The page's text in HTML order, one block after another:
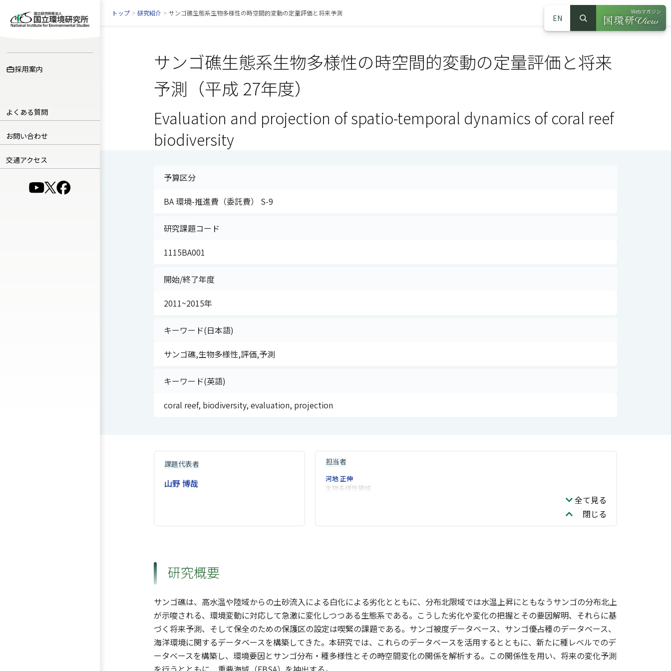
採用案内
よくある質問
お問い合わせ
交通アクセス
（別ウインドウで開きます）
（別ウインドウで開きます）
（別ウインドウで開きます）
EN
サイト内検索
検索
Webマガジン
（別ウインドウ
トップ > 研究紹介 > サンゴ礁生態系生物多様性の時空間的変動の定量評価と将来予測
サンゴ礁生態系生物多様性の時空間的変動の定量評価と将来
予測（平成 27年度）
Evaluation and projection of spatio-temporal dynamics of coral reef
biodiversity
予算区分
BA 環境-推進費（委託費） S-9
研究課題コード
1115BA001
開始/終了年度
2011~2015年
キーワード(日本語)
サンゴ礁,生物多様性,評価,予測
キーワード(英語)
coral reef, biodiversity, evaluation, projection
課題代表者
山野 博哉
担当者
河地 正伸
生物多様性領域
全て見る
閉じる
研究概要
サンゴ礁は、高水温や陸域からの土砂流入による白化による劣化とともに、分布北限域では水温上昇にともなうサンゴの分布北上
が示唆される、環境変動に対応して急激に変化しつつある生態系である。こうした劣化や変化の把握とその要因解明、それらに基
づく将来予測、そして保全のための保護区の設定は喫緊の課題である。サンゴ被度データベース、サンゴ優占種のデータベース、
海洋環境に関するデータベースを構築してきた。本研究では、これらのデータベースを活用するとともに、新たに種レベルでのデ
ータベースを構築し、環境要因とサンゴ分布・種多様性とその時空間変化の関係を解析する。この関係性を用い、将来の変化予測